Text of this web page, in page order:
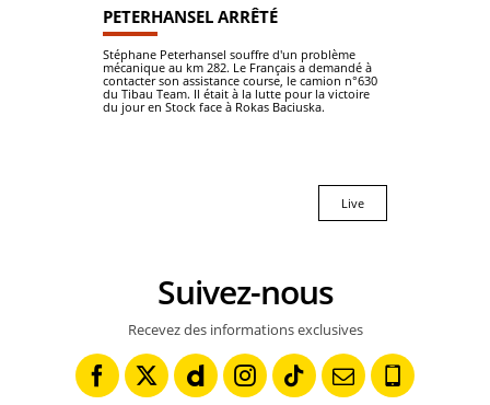
PETERHANSEL ARRÊTÉ
Stéphane Peterhansel souffre d'un problème
mécanique au km 282. Le Français a demandé à
contacter son assistance course, le camion n°630
du Tibau Team. Il était à la lutte pour la victoire
du jour en Stock face à Rokas Baciuska.
Live
Suivez-nous
Recevez des informations exclusives